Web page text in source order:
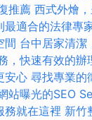
推薦 西式外燴
最適合的法律專
間 台中居家清潔
，快速有效的辦
安心 尋找專業的
站曝光的SEO
務就在這裡 新竹